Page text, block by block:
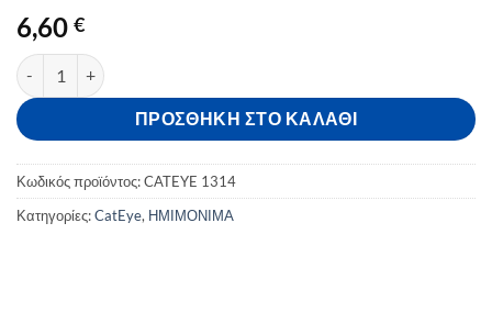
6,60 €
Cat Eye Ημιμόνιμο Βερνίκι 8ml 1314 ποσότητα
ΠΡΟΣΘΉΚΗ ΣΤΟ ΚΑΛΆΘΙ
Κωδικός προϊόντος:CATEYE 1314
Κατηγορίες:CatEye, ΗΜΙΜΟΝΙΜA